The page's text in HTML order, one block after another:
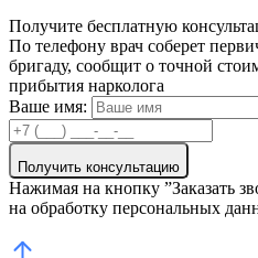
Получите бесплатную
По телефону врач соберет
бригаду, сообщит о точной
прибытия нарколога
Ваше имя:
Получить консультацию
Нажимая на кнопку ”Заказать
на обработку персональных